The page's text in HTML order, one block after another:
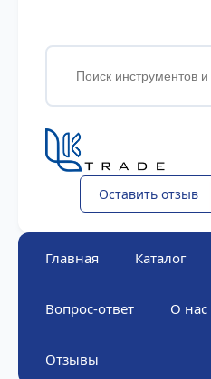
Оставить отзыв
Главная Каталог
Вопрос-ответ О нас
Отзывы